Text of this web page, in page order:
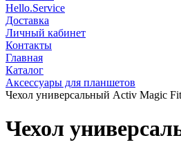
Hello.Service
Доставка
Личный кабинет
Контакты
Главная
Каталог
Аксессуары для планшетов
Чехол универсальный Activ Magic
Чехол